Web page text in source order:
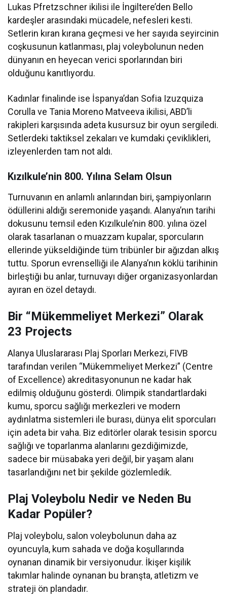
Lukas Pfretzschner ikilisi ile İngiltere’den Bello
kardeşler arasındaki mücadele, nefesleri kesti.
Setlerin kıran kırana geçmesi ve her sayıda seyircinin
coşkusunun katlanması, plaj voleybolunun neden
dünyanın en heyecan verici sporlarından biri
olduğunu kanıtlıyordu.
Kadınlar finalinde ise İspanya’dan Sofia Izuzquiza
Corulla ve Tania Moreno Matveeva ikilisi, ABD’li
rakipleri karşısında adeta kusursuz bir oyun sergiledi.
Setlerdeki taktiksel zekaları ve kumdaki çeviklikleri,
izleyenlerden tam not aldı.
Kızılkule’nin 800. Yılına Selam Olsun
Turnuvanın en anlamlı anlarından biri, şampiyonların
ödüllerini aldığı seremonide yaşandı. Alanya’nın tarihi
dokusunu temsil eden Kızılkule’nin 800. yılına özel
olarak tasarlanan o muazzam kupalar, sporcuların
ellerinde yükseldiğinde tüm tribünler bir ağızdan alkış
tuttu. Sporun evrenselliği ile Alanya’nın köklü tarihinin
birleştiği bu anlar, turnuvayı diğer organizasyonlardan
ayıran en özel detaydı.
Bir “Mükemmeliyet Merkezi” Olarak
23 Projects
Alanya Uluslararası Plaj Sporları Merkezi, FIVB
tarafından verilen “Mükemmeliyet Merkezi” (Centre
of Excellence) akreditasyonunun ne kadar hak
edilmiş olduğunu gösterdi. Olimpik standartlardaki
kumu, sporcu sağlığı merkezleri ve modern
aydınlatma sistemleri ile burası, dünya elit sporcuları
için adeta bir vaha. Biz editörler olarak tesisin sporcu
sağlığı ve toparlanma alanlarını gezdiğimizde,
sadece bir müsabaka yeri değil, bir yaşam alanı
tasarlandığını net bir şekilde gözlemledik.
Plaj Voleybolu Nedir ve Neden Bu
Kadar Popüler?
Plaj voleybolu, salon voleybolunun daha az
oyuncuyla, kum sahada ve doğa koşullarında
oynanan dinamik bir versiyonudur. İkişer kişilik
takımlar halinde oynanan bu branşta, atletizm ve
strateji ön plandadır.